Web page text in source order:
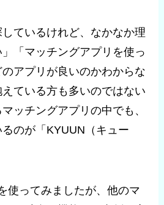
しているけれど、なかなか理
「マッチングアプリを使っ
アプリが良いのかわからな
ている方も多いのではない
ッチングアプリの中でも、
のが「KYUUN（キュー
使ってみましたが、他のマ